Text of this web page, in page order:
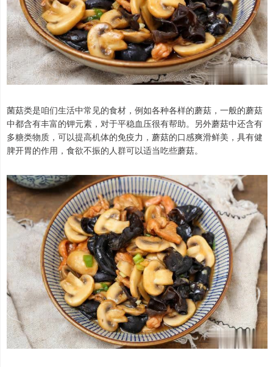
菌菇类是咱们生活中常见的食材，例如各种各样的蘑菇，一般的蘑菇
中都含有丰富的钾元素，对于平稳血压很有帮助。另外蘑菇中还含有
多糖类物质，可以提高机体的免疫力，蘑菇的口感爽滑鲜美，具有健
脾开胃的作用，食欲不振的人群可以适当吃些蘑菇。